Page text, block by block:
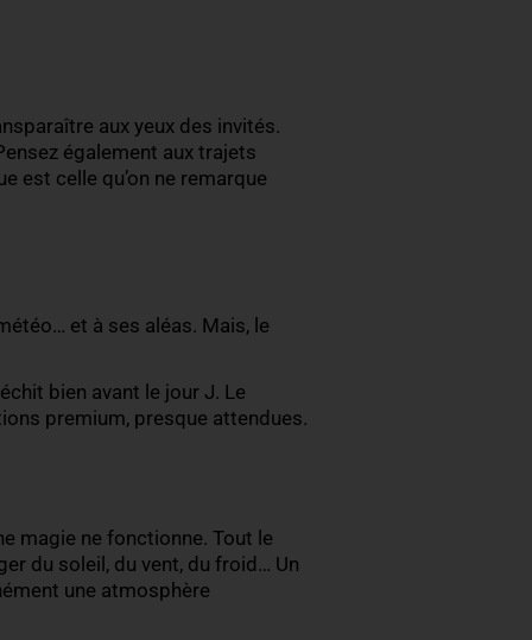
d’opter pour un espace sans âme:
naturellement votre événement.
fiables(accueil, sanitaires, restauration,
et au parking: cela doit rester simple pour vos
rien ne doit transparaître aux yeux des invités.
de stockage… Pensez également aux trajets
penser à la météo… et à ses aléas. Mais, le